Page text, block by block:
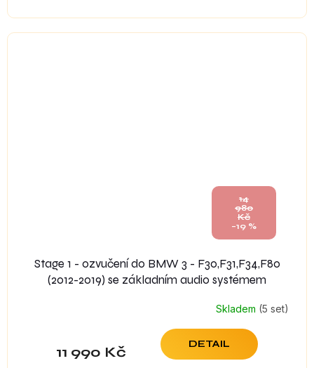
14
980
Kč
–19 %
Stage 1 - ozvučení do BMW 3 - F30,F31,F34,F80
(2012-2019) se základním audio systémem
Skladem (5 set)
11 990 Kč DETAIL